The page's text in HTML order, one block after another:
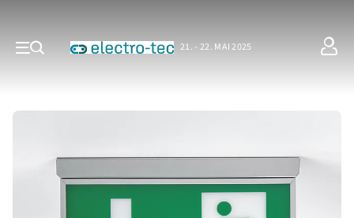
21. - 22. MAI 2025